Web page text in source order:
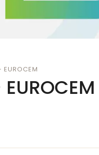
EUROCEM